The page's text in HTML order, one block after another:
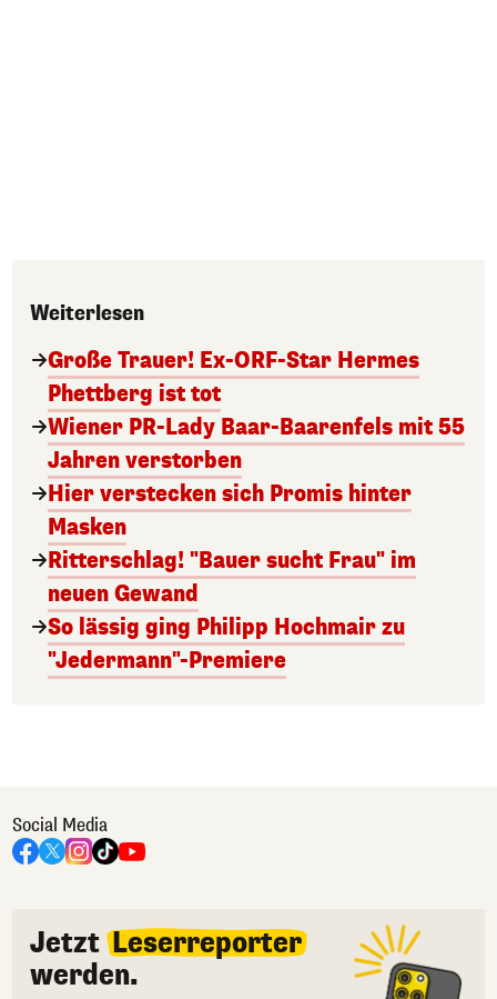
Weiterlesen
Große Trauer! Ex-ORF-Star Hermes
Phettberg ist tot
Wiener PR-Lady Baar-Baarenfels mit 55
Jahren verstorben
Hier verstecken sich Promis hinter
Masken
Ritterschlag! "Bauer sucht Frau" im
neuen Gewand
So lässig ging Philipp Hochmair zu
"Jedermann"-Premiere
Social Media
Jetzt Leserreporter
werden.